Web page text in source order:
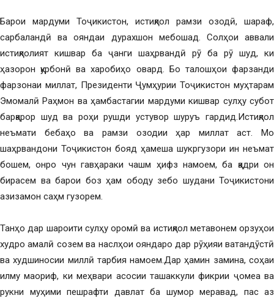
Барои мардуми Тоҷикистон, истиқлол рамзи озодӣ, шараф,
сарбаландӣ ва ояндаи дурахшон мебошад. Солҳои аввали
истиқлолият кишвар ба ҷанги шаҳрвандӣ рӯ ба рӯ шуд, ки
ҳазорон қурбонӣ ва харобиҳо овард. Бо талошҳои фарзанди
фарзонаи миллат, Президенти Ҷумҳурии Тоҷикистон муҳтарам
Эмомалӣ Раҳмон ва ҳамбастагии мардуми кишвар сулҳу субот
барқарор шуд ва роҳи рушди устувор шуруъ гардид.Истиқлол
неъмати бебаҳо ва рамзи озодии ҳар миллат аст. Мо
шаҳрвандони Тоҷикистон бояд ҳамеша шукргузори ин неъмат
бошем, онро чун гавҳараки чашм ҳифз намоем, ба қадри он
бирасем ва барои боз ҳам ободу зебо шудани Тоҷикистони
азизамон саҳм гузорем.
Танҳо дар шароити сулҳу оромӣ ва истиқлол метавонем орзуҳои
худро амалӣ созем ва наслҳои ояндаро дар рӯҳияи ватандӯстӣ
ва худшиносии миллӣ тарбия намоем.Дар ҳамин замина, соҳаи
илму маориф, ки меҳвари асосии ташаккули фикрии ҷомеа ва
рукни муҳими пешрафти давлат ба шумор меравад, пас аз